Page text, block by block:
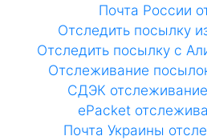
Почта России
Отследить посылку
Отследить посылку с
Отслеживание
СДЭК
ePacket
Почта Украины